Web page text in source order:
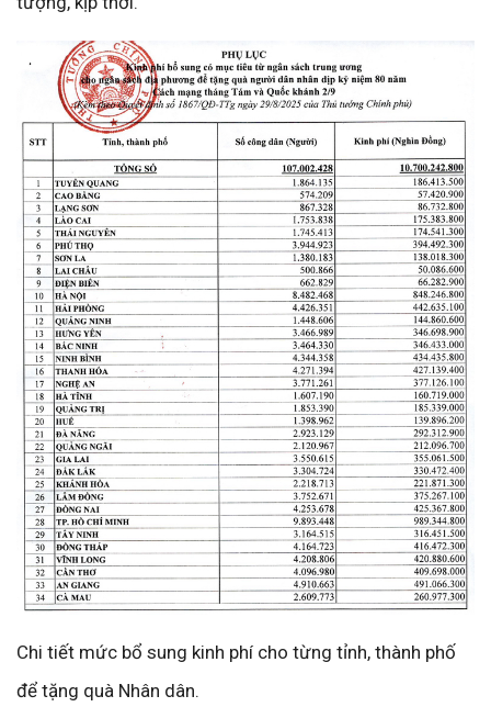
Chi tiết mức bổ sung kinh phí cho từng tỉnh, thành phố
để tặng quà Nhân dân.